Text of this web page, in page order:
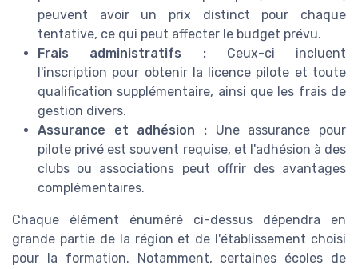
peuvent avoir un prix distinct pour chaque
tentative, ce qui peut affecter le budget prévu.
Frais administratifs :Ceux-ci incluent
l'inscription pour obtenir la licence pilote et toute
qualification supplémentaire, ainsi que les frais de
gestion divers.
Assurance et adhésion : Une assurance pour
pilote privé est souvent requise, et l'adhésion à des
clubs ou associations peut offrir des avantages
complémentaires.
Chaque élément énuméré ci-dessus dépendra en
grande partie de la région et de l'établissement choisi
pour la formation. Notamment, certaines écoles de